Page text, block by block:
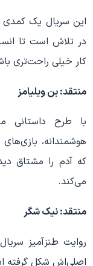
این سریال یک کمدی
در تلاش است تا
کار خیلی راحت‌تری
منتقد: بن ویلیامز
با طرح داستانی
هوشمندانه،
که آدم را مشتاق
می‌کند.
منتقد: نیک شگر
روایت طنزآمیز
اصلی‌اش شکل گرفته